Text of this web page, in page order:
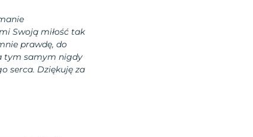
Swoją miłość tak
prawdę, do
tym samym nigdy
serca. Dziękuję za